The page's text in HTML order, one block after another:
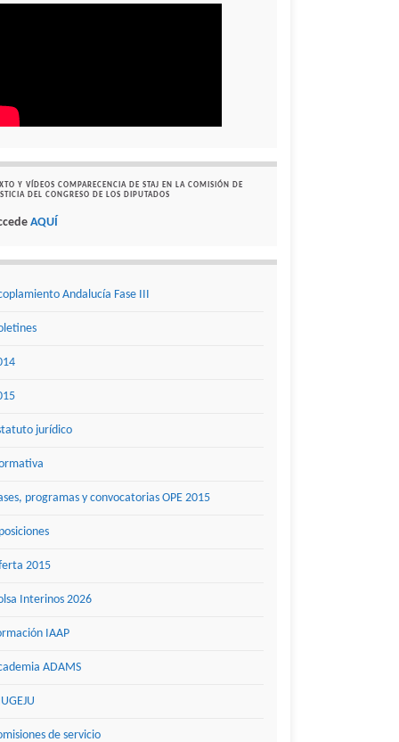
Y VÍDEOS COMPARECENCIA DE STAJ EN LA COMISIÓN DE
DEL CONGRESO DE LOS DIPUTADOS
AQUÍ
Andalucía Fase III
jurídico
programas y convocatorias OPE 2015
2015
Interinos 2026
IAAP
ADAMS
de servicio